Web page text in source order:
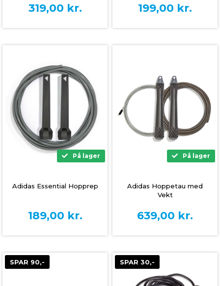
319,00 kr. 199,00 kr.
På lager
Adidas Essential Hopprep
189,00 kr.
På lager
Adidas Hoppetau med
Vekt
639,00 kr.
SPAR 90,- SPAR 30,-